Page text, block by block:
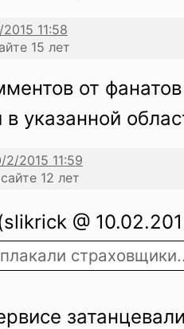
15 лет
от
указанной
12 лет
@